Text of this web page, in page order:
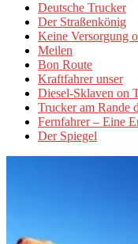
Deutsche Trucker
Der Straßenkönig
Keine Versorgung
Meilen
Bon Route
Kraftfahrer unser
Diesel-Sklaven on
Trucker am Rande
Fernfahrer – Eine
Der Spiegel